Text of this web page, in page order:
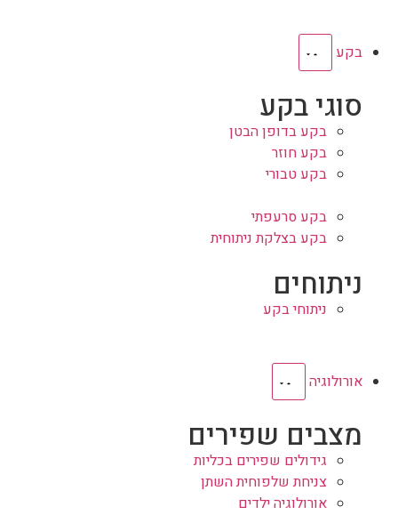
בקע
סוגי בקע
בקע בדופן הבטן
בקע חוזר
בקע טבורי
בקע סרעפתי
בקע בצלקת ניתוחית
ניתוחים
ניתוחי בקע
אורולוגיה
מצבים שפירים
גידולים שפירים בכליות
צניחת שלפוחית השתן
אורולוגיה ילדים